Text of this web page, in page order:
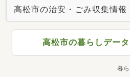
高松市の治安・ごみ収集情報
高松市の暮らしデー
暮